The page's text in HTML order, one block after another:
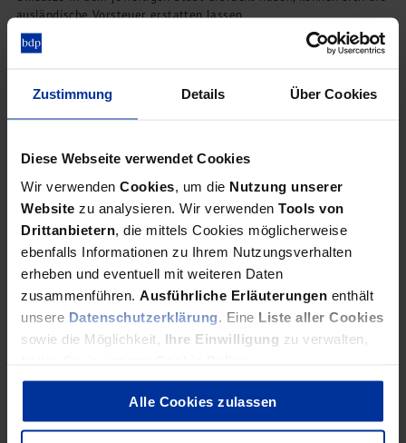
Zustimmung Details Über Cookies
Diese Webseite verwendet Cookies
Wir verwenden Cookies, um die Nutzung unserer
Website zu analysieren. Wir verwenden Tools von
Drittanbietern, die mittels Cookies möglicherweise
ebenfalls Informationen zu Ihrem Nutzungsverhalten
erheben und eventuell mit weiteren Daten
zusammenführen. Ausführliche Erläuterungen enthält
unsere Datenschutzerklärung. Eine Liste aller Cookies
sowie die Möglichkeit, Ihre Einwilligung zu verwalten,
Alle Cookies zulassen
ausländische Vorsteuer erstatten lassen.
Abschreibungsregeln
Vermietung von Tiny Houses
Welcher Abschreibungssatz wird bei der Vermietung von Tiny
Houses zugrunde gelegt? Antwort der Finanzverwaltung: Es kommt
darauf an.
Veräußerungsgewinne
Überlassung an die Eltern
BFH: Die Überlassung einer Wohnung an die Eltern ist nicht als
Nutzung zu eigenen Wohnzwecken anzusehen